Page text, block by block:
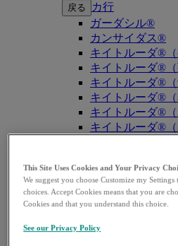
戻る
カ行
ガーダシル®
カンサイダス®
キイトルーダ®（
キイトルーダ®（
キイトルーダ®（
キイトルーダ®（
キイトルーダ®（
キイトルーダ®
キイトルーダ®
キイトルーダ®
キイトルーダ®（
キイトルーダ®（
This Site Uses Cookies and Your Privacy
We suggest you choose Customize my
choices. Accept Cookies means that you are
Cookies and that you understand this choice.
See our Privacy Policy